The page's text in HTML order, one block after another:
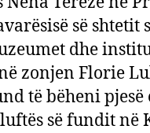
së shtetit
dhe
zonjen Florie
të bëheni pjesë
së fundit në